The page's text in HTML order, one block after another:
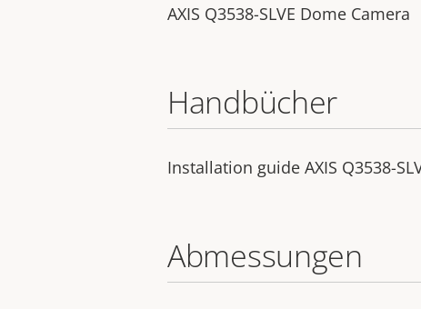
AXIS Q3538-SLVE Dome Camera
Handbücher
Installation guide AXIS Q3538-
Abmessungen